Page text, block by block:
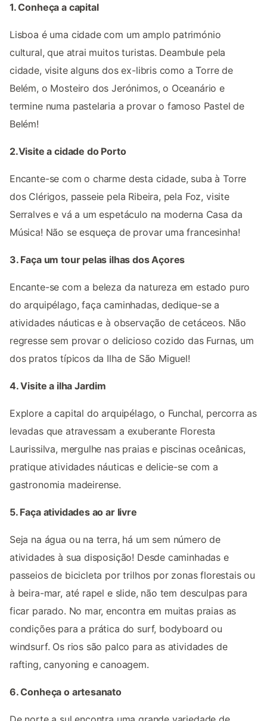
1. Conheça a capital
Lisboa é uma cidade com um amplo património
cultural, que atrai muitos turistas. Deambule pela
cidade, visite alguns dos ex-libris como a Torre de
Belém, o Mosteiro dos Jerónimos, o Oceanário e
termine numa pastelaria a provar o famoso Pastel de
Belém!
2.Visite a cidade do Porto
Encante-se com o charme desta cidade, suba à Torre
dos Clérigos, passeie pela Ribeira, pela Foz, visite
Serralves e vá a um espetáculo na moderna Casa da
Música! Não se esqueça de provar uma francesinha!
3. Faça um tour pelas ilhas dos Açores
Encante-se com a beleza da natureza em estado puro
do arquipélago, faça caminhadas, dedique-se a
atividades náuticas e à observação de cetáceos. Não
regresse sem provar o delicioso cozido das Furnas, um
dos pratos típicos da Ilha de São Miguel!
4. Visite a ilha Jardim
Explore a capital do arquipélago, o Funchal, percorra as
levadas que atravessam a exuberante Floresta
Laurissilva, mergulhe nas praias e piscinas oceânicas,
pratique atividades náuticas e delicie-se com a
gastronomia madeirense.
5. Faça atividades ao ar livre
Seja na água ou na terra, há um sem número de
atividades à sua disposição! Desde caminhadas e
passeios de bicicleta por trilhos por zonas florestais ou
à beira-mar, até rapel e slide, não tem desculpas para
ficar parado. No mar, encontra em muitas praias as
condições para a prática do surf, bodyboard ou
windsurf. Os rios são palco para as atividades de
rafting, canyoning e canoagem.
6. Conheça o artesanato